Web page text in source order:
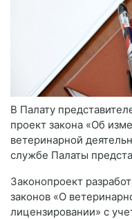
В Палату
проект закона «Об
ветеринарной
службе Палаты
Законопроект
законов «О
лицензировании» с